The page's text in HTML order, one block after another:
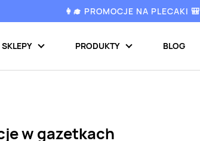
👩‍🎓 PROMOCJE NA PLECAKI 🎒
SKLEPY PRODUKTY BLOG
w gazetkach